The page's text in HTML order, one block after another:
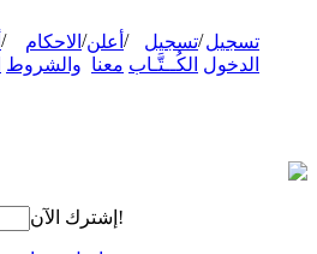
تسجيل
الدخول
/تسجيل
الكُــتَّـاب
/ أعلن
معنا
/ الاحكام
والشروط
/
إشترك الآن!